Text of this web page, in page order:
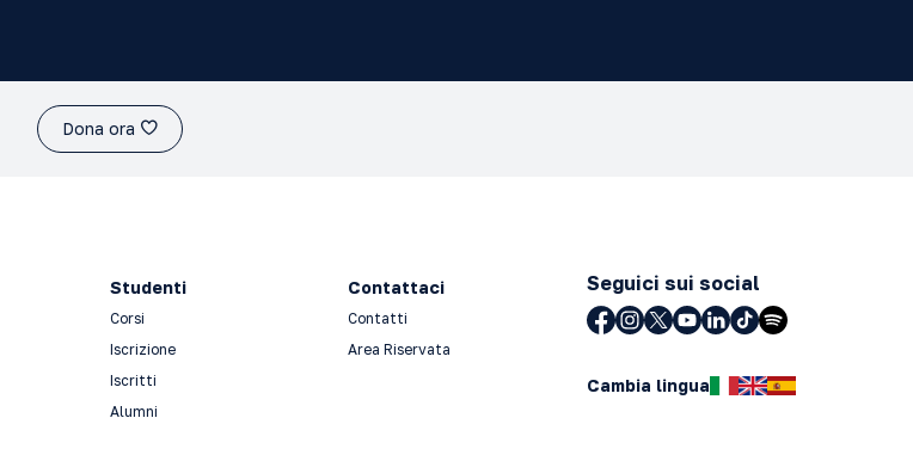
Dona ora
Studenti
Corsi
Iscrizione
Iscritti
Alumni
Contattaci
Contatti
Area Riservata
Seguici sui social
Cambia lingua